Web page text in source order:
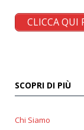
CLICCA QUI
SCOPRI DI PIÙ
Chi Siamo